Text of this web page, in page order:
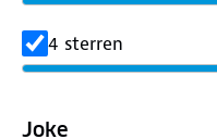
4 sterren
Joke